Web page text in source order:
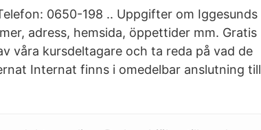
0650-198 .. Uppgifter om Iggesunds
adress, hemsida, öppettider mm. Gratis
våra kursdeltagare och ta reda på vad de
Internat finns i omedelbar anslutning till